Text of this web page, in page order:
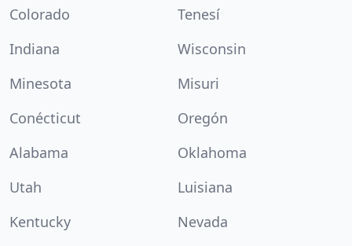
Colorado
Tenesí
Indiana
Wisconsin
Minesota
Misuri
Conécticut
Oregón
Alabama
Oklahoma
Utah
Luisiana
Kentucky
Nevada